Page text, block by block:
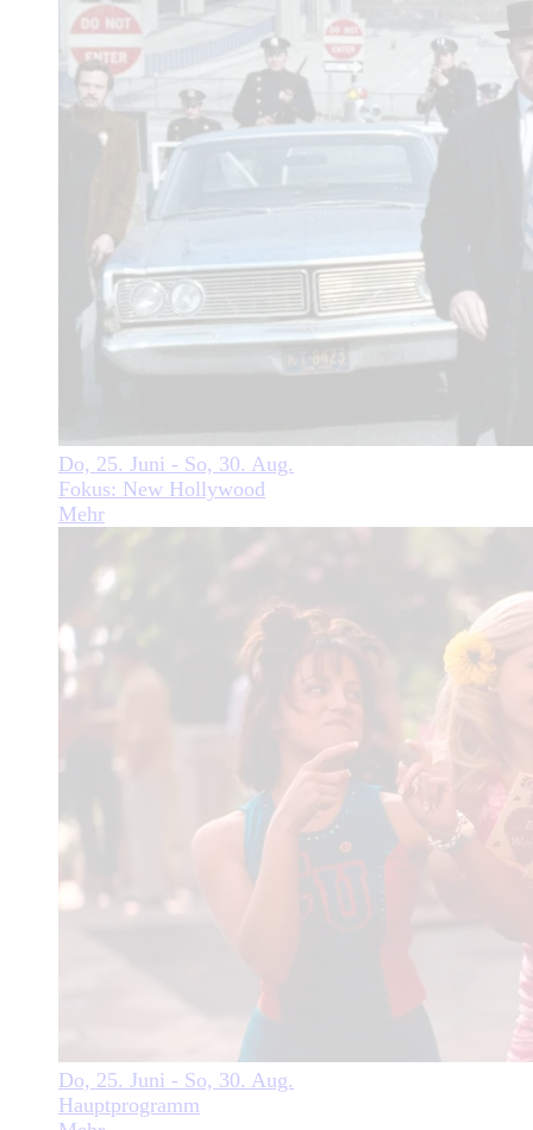
Do, 25. Juni - So, 30. Aug.
Fokus: New Hollywood
Mehr
Do, 25. Juni - So, 30. Aug.
Hauptprogramm